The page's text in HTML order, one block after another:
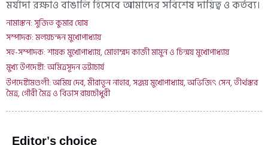
মর্যাদা রক্ষাও বাঙালি হিসেবে আমাদের সবিশেষ দায়িত্ব ও কর্তব্য।
নামাঙ্কন: সুজিত কুমার ঘোষ
সম্পাদক: মলয়চন্দন মুখোপাধ্যায়
সহ-সম্পাদক: শায়ক মুখোপাধ্যায়, মোহাম্মদ কাজী মামুন ও চিন্ময় মুখোপাধ্যায়
মুখ্য উপদেষ্টা: অমিত্রসূদন ভট্টাচার্য
উপদেষ্টামণ্ডলী: অমিয় দেব, মীরাতুন নাহার, সঞ্জয় মুখোপাধ্যায়, অভিজিৎ সেন, তীর্থঙ্কর
মৈত্র, গৌরী মৈত্র ও বিভাস রায়চৌধুরী